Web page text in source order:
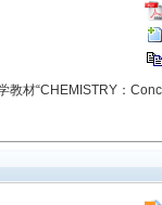
材“CHEMISTRY：